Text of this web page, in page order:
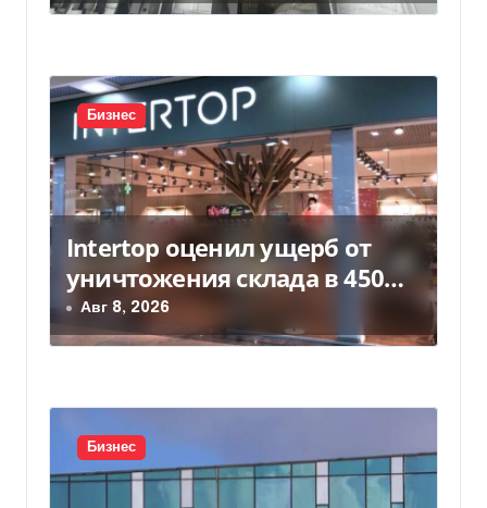
и
с
я
м
Бизнес
Intertop оценил ущерб от
уничтожения склада в 450
млн грн
Авг 8, 2026
Бизнес